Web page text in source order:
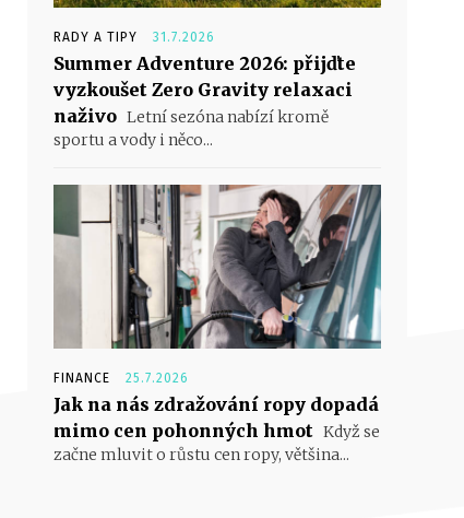
RADY A TIPY 31.7.2026
Summer Adventure 2026: přijďte
vyzkoušet Zero Gravity relaxaci
naživo Letní sezóna nabízí kromě
sportu a vody i něco...
FINANCE 25.7.2026
Jak na nás zdražování ropy dopadá
mimo cen pohonných hmot Když se
začne mluvit o růstu cen ropy, většina...